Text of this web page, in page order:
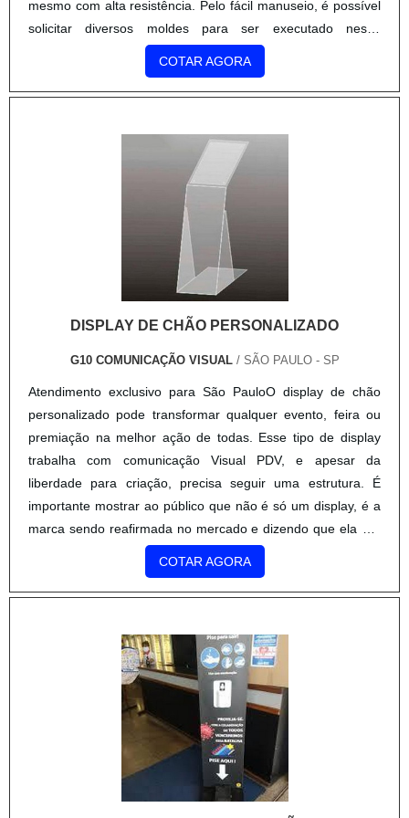
mesmo com alta resistência. Pelo fácil manuseio, é possível
solicitar diversos moldes para ser executado nesse
material.Um dos requintes para usufruir dos elementos da
comunicação visual é entender qual produto o c.
COTAR AGORA
DISPLAY DE CHÃO PERSONALIZADO
G10 COMUNICAÇÃO VISUAL/ SÃO PAULO - SP
Atendimento exclusivo para São PauloO display de chão
personalizado pode transformar qualquer evento, feira ou
premiação na melhor ação de todas. Esse tipo de display
trabalha com comunicação Visual PDV, e apesar da
liberdade para criação, precisa seguir uma estrutura. É
importante mostrar ao público que não é só um display, é a
marca sendo reafirmada no mercado e dizendo que ela é a
melhor. Além de garantir uma impressão rápida e de
altíssima qualidade, o objeto traz vantagens através da
qualid.
COTAR AGORA